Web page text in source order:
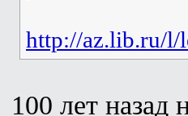
http://az.lib.ru/l/
100 лет назад